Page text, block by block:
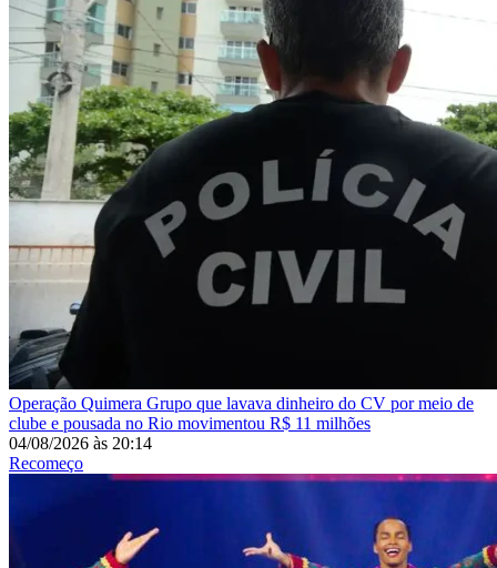
Operação Quimera Grupo que lavava dinheiro do CV por meio de
clube e pousada no Rio movimentou R$ 11 milhões
04/08/2026 às 20:14
Recomeço